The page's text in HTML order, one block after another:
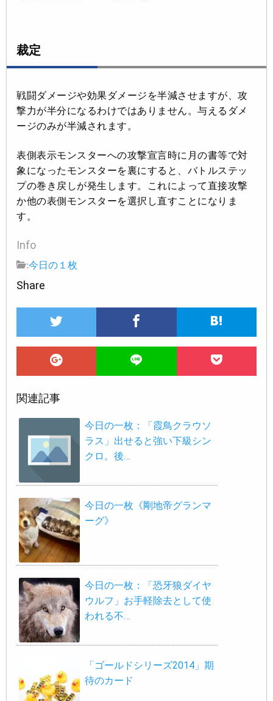
裁定
戦闘ダメージや効果ダメージを半減させますが、攻
撃力が半分になるわけではありません。与えるダメ
ージのみが半減されます。
表側表示モンスターへの攻撃宣言時に月の書等で対
象になったモンスターを裏にすると、バトルステッ
プの巻き戻しが発生します。これによって直接攻撃
か他の表側モンスターを選択し直すことになりま
す。
Info
:今日の１枚
Share
関連記事
今日の一枚：「霞鳥クラウソ
ラス」出せると強い下級シン
クロ。後…
今日の一枚《剛地帝グランマ
ーグ》
今日の一枚：「恐牙狼ダイヤ
ウルフ」お手軽除去として使
われる不…
「ゴールドシリーズ2014」期
待のカード